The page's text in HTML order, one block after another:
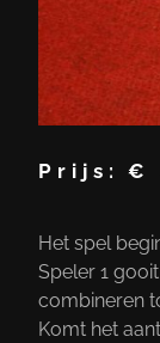
Prijs: €
Het spel
Speler 1
combineren
Komt het